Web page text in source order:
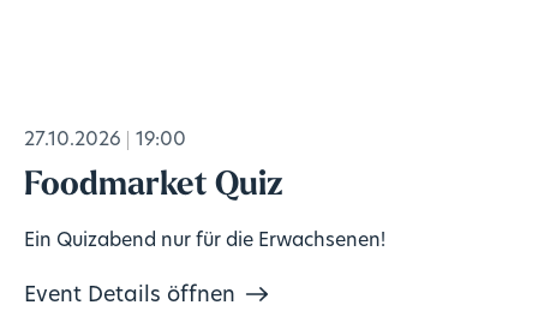
27.10.2026 19:00
Foodmarket Quiz
Ein Quizabend nur für die Erwachsenen!
Event Details öffnen